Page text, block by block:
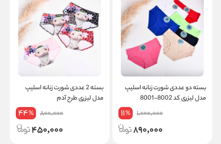
بسته دو عددی شورت زنانه اسلیپ
مدل لیزری کد 8002-8001
1,000,000
11%
890,000
بسته 2 عددی شورت زنانه اسلیپ
مدل لیزری طرح آدم
800,000
44%
450,000